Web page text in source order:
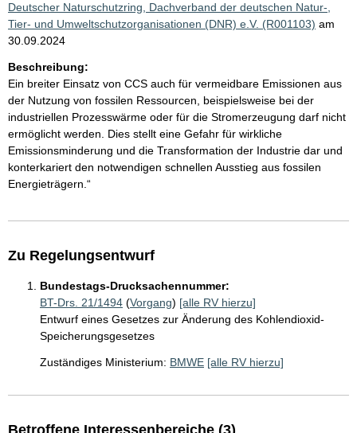
Deutscher Naturschutzring, Dachverband der deutschen Natur-,
Tier- und Umweltschutzorganisationen (DNR) e.V. (R001103) am
30.09.2024
Beschreibung:
Ein breiter Einsatz von CCS auch für vermeidbare Emissionen aus
der Nutzung von fossilen Ressourcen, beispielsweise bei der
industriellen Prozesswärme oder für die Stromerzeugung darf nicht
ermöglicht werden. Dies stellt eine Gefahr für wirkliche
Emissionsminderung und die Transformation der Industrie dar und
konterkariert den notwendigen schnellen Ausstieg aus fossilen
Energieträgern.“
Zu Regelungsentwurf
Bundestags-Drucksachennummer:
BT-Drs. 21/1494 (Vorgang) [alle RV hierzu]
Entwurf eines Gesetzes zur Änderung des Kohlendioxid-
Speicherungsgesetzes
Zuständiges Ministerium: BMWE [alle RV hierzu]
Betroffene Interessenbereiche (3)